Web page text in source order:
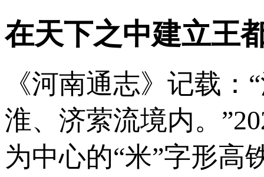
在天下之中建立王
《河南通志》记载
淮、济萦流境内。
为中心的“米”字形高